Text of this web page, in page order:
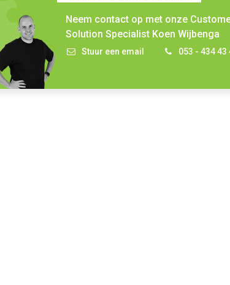
Neem contact op met onze
Solution Specialist Koen Wijbenga
Stuur een email 053 - 434 43